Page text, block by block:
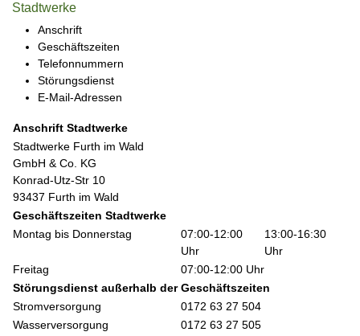
Stadtwerke
Anschrift
Geschäftszeiten
Telefonnummern
Störungsdienst
E-Mail-Adressen
Anschrift Stadtwerke
Stadtwerke Furth im Wald
GmbH & Co. KG
Konrad-Utz-Str 10
93437 Furth im Wald
Geschäftszeiten Stadtwerke
Montag bis Donnerstag
07:00-12:00
Uhr
13:00-16:30
Uhr
Freitag
07:00-12:00 Uhr
Störungsdienst außerhalb der Geschäftszeiten
Stromversorgung
0172 63 27 504
Wasserversorgung
0172 63 27 505